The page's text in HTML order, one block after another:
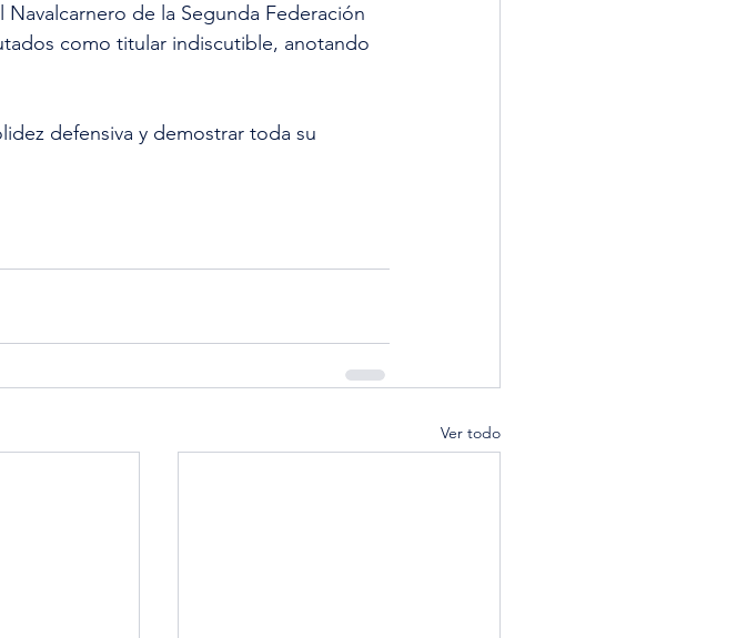
de la Segunda Federación
como titular indiscutible, anotando
defensiva y demostrar toda su
Ver todo